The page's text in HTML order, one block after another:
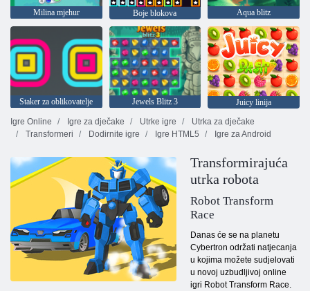
Milina mjehur Boje blokova Aqua blitz
Staker za oblikovatelje Jewels Blitz 3
Juicy linija
Igre Online
Igre za dječake Utrke igre
Utrka za dječake
Transformeri
Dodirnite igre Igre HTML5 Igre za Android
Transformirajuća
utrka robota
Robot Transform
Race
Danas će se na planetu
Cybertron održati natjecanja
u kojima možete sudjelovati
u novoj uzbudljivoj online
igri Robot Transform Race.